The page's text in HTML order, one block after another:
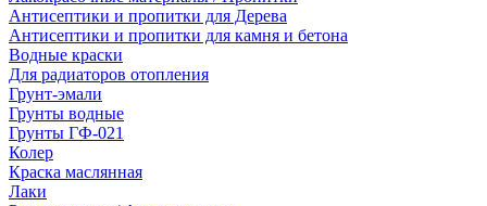
Антисептики и пропитки для Дерева
Антисептики и пропитки для камня и бетона
Водные краски
Для радиаторов отопления
Грунт-эмали
Грунты водные
Грунты ГФ-021
Колер
Краска маслянная
Лаки